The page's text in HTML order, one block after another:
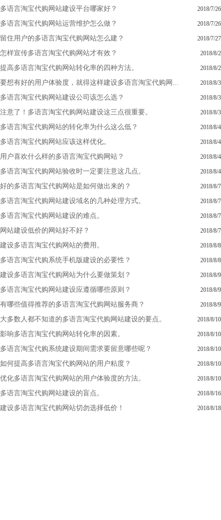
多语言淘宝代购网站建设平台哪家好？ 2018/7/26
多语言淘宝代购网站运营维护怎么做？ 2018/7/26
留住用户的多语言淘宝代购网站怎么建？ 2018/7/27
怎样宣传多语言淘宝代购网站才有效？ 2018/8/2
提高多语言淘宝代购网站转化率的四种方法。 2018/8/2
要想有好的用户体验度，就得这样建设多语言淘宝代购网... 2018/8/3
多语言淘宝代购网站建设公司该怎么选？ 2018/8/3
注意了！多语言淘宝代购网站建设这三点很重要。 2018/8/3
多语言淘宝代购网站的转化率为什么这么低？ 2018/8/4
多语言淘宝代购网站应该这样优化。 2018/8/4
用户喜欢什么样的多语言淘宝代购网站？ 2018/8/4
多语言淘宝代购网站验收时一定要注意这几点。 2018/8/4
好的多语言淘宝代购网站是如何做出来的？ 2018/8/7
多语言淘宝代购网站建设域名的几种处理方式。 2018/8/7
多语言淘宝代购网站建设的难点。 2018/8/7
网站建设低价的网站好不好？ 2018/8/7
建设多语言淘宝代购网站的费用。 2018/8/8
多语言淘宝代购系统手机版建设的必要性？ 2018/8/8
建设多语言淘宝代购网站为什么要做策划？ 2018/8/9
多语言淘宝代购网站建设应遵循哪些原则？ 2018/8/9
有哪些值得推荐的多语言淘宝代购网站服务商？ 2018/8/9
大多数人都不知道的多语言淘宝代购网站建设的要点。 2018/8/10
影响多语言淘宝代购网站转化率的因素。 2018/8/10
多语言淘宝代购系统建设期间需求要留意哪些呢？ 2018/8/10
如何提高多语言淘宝代购网站的用户粘度？ 2018/8/10
优化多语言淘宝代购网站的用户体验度的方法。 2018/8/10
多语言淘宝代购网站建设的盲点。 2018/8/16
建设多语言淘宝代购网站切勿选择低价！ 2018/8/18